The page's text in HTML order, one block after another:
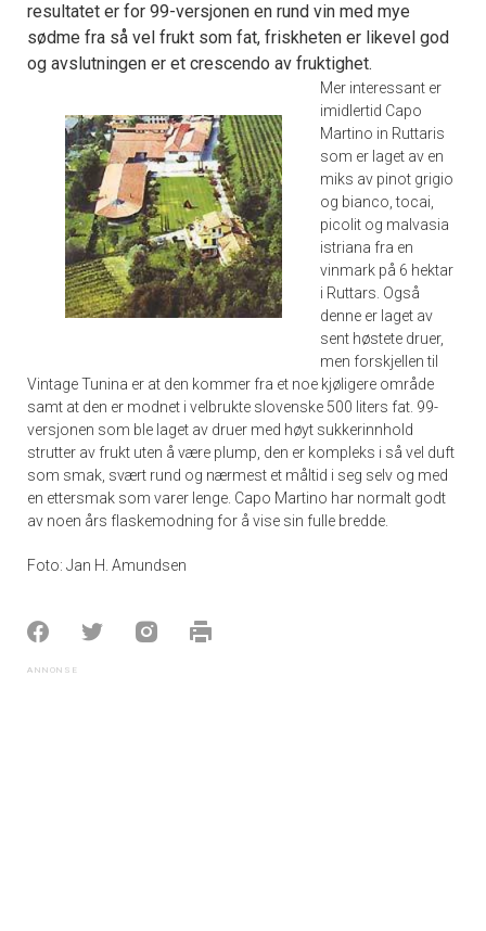
resultatet er for 99-versjonen en rund vin med mye
sødme fra så vel frukt som fat, friskheten er likevel god
og avslutningen er et crescendo av fruktighet.
Mer interessant er
imidlertid Capo
Martino in Ruttaris
som er laget av en
miks av pinot grigio
og bianco, tocai,
picolit og malvasia
istriana fra en
vinmark på 6 hektar
i Ruttars. Også
denne er laget av
sent høstete druer,
men forskjellen til
Vintage Tunina er at den kommer fra et noe kjøligere område
samt at den er modnet i velbrukte slovenske 500 liters fat. 99-
versjonen som ble laget av druer med høyt sukkerinnhold
strutter av frukt uten å være plump, den er kompleks i så vel duft
som smak, svært rund og nærmest et måltid i seg selv og med
en ettersmak som varer lenge. Capo Martino har normalt godt
av noen års flaskemodning for å vise sin fulle bredde.
Foto: Jan H. Amundsen